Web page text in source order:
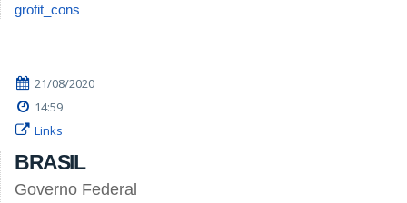
grofit_cons
21/08/2020
14:59
Links
BRASIL
Governo Federal